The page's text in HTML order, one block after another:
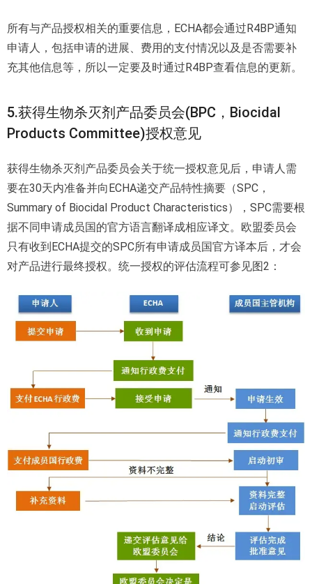
所有与产品授权相关的重要信息，ECHA都会通过R4BP通知
申请人，包括申请的进展、费用的支付情况以及是否需要补
充其他信息等，所以一定要及时通过R4BP查看信息的更新。
5.获得生物杀灭剂产品委员会(BPC，Biocidal
Products Committee)授权意见
获得生物杀灭剂产品委员会关于统一授权意见后，申请人需
要在30天内准备并向ECHA递交产品特性摘要（SPC，
Summary of Biocidal Product Characteristics），SPC需要根
据不同申请成员国的官方语言翻译成相应译文。欧盟委员会
只有收到ECHA提交的SPC所有申请成员国官方译本后，才会
对产品进行最终授权。统一授权的评估流程可参见图2：